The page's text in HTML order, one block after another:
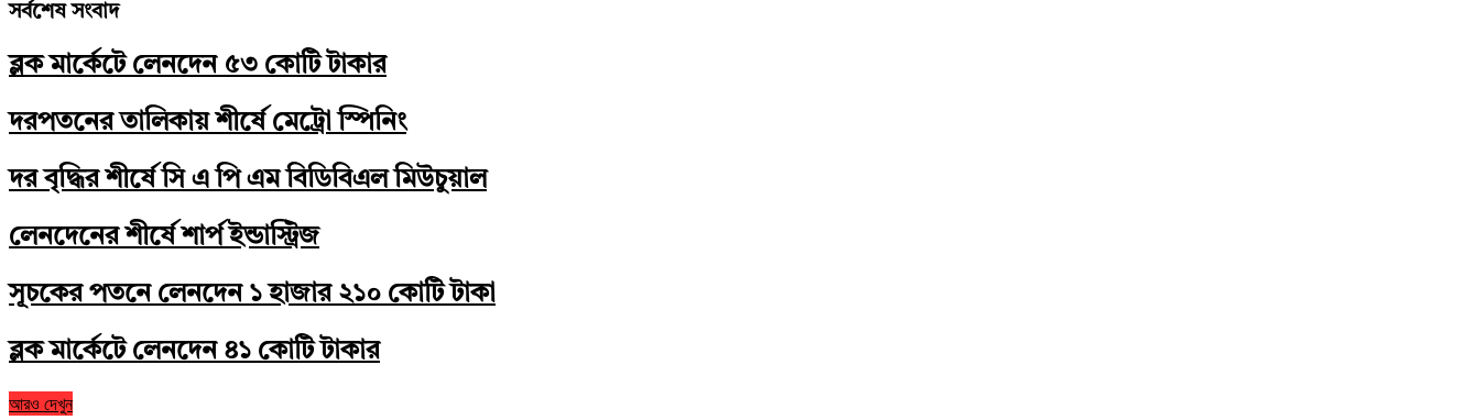
সর্বশেষ সংবাদ
ব্লক মার্কেটে লেনদেন ৫৩ কোটি টাকার
দরপতনের তালিকায় শীর্ষে মেট্রো স্পিনিং
দর বৃদ্ধির শীর্ষে সি এ পি এম বিডিবিএল মিউচুয়াল
লেনদেনের শীর্ষে শার্প ইন্ডাস্ট্রিজ
সূচকের পতনে লেনদেন ১ হাজার ২১০ কোটি টাকা
ব্লক মার্কেটে লেনদেন ৪১ কোটি টাকার
আরও দেখুন